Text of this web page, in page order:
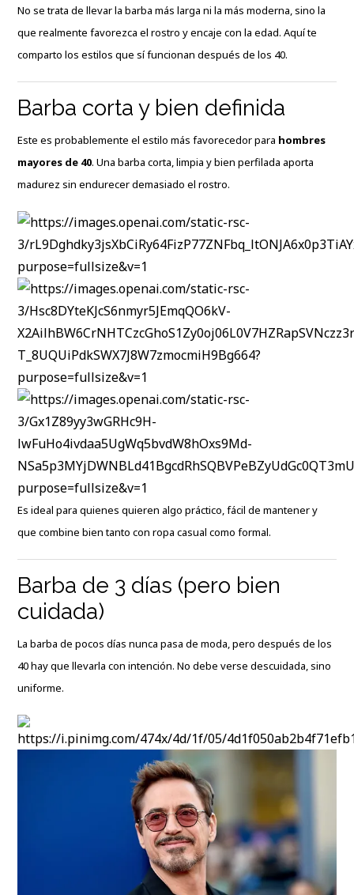
No se trata de llevar la barba más larga ni la más moderna, sino la
que realmente favorezca el rostro y encaje con la edad. Aquí te
comparto los estilos que sí funcionan después de los 40.
Barba corta y bien definida
Este es probablemente el estilo más favorecedor para hombres
mayores de 40. Una barba corta, limpia y bien perfilada aporta
madurez sin endurecer demasiado el rostro.
Es ideal para quienes quieren algo práctico, fácil de mantener y
que combine bien tanto con ropa casual como formal.
Barba de 3 días (pero bien
cuidada)
La barba de pocos días nunca pasa de moda, pero después de los
40 hay que llevarla con intención. No debe verse descuidada, sino
uniforme.